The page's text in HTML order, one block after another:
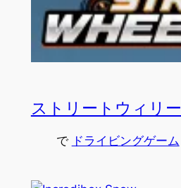
ストリートウィリー
で ドライビングゲーム